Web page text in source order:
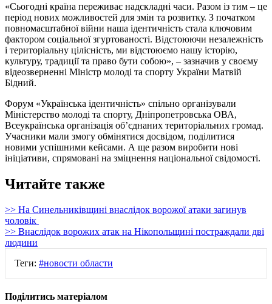
«Сьогодні країна переживає надскладні часи. Разом із тим – це
період нових можливостей для змін та розвитку. З початком
повномасштабної війни наша ідентичність стала ключовим
фактором соціальної згуртованості. Відстоюючи незалежність
і територіальну цілісність, ми відстоюємо нашу історію,
культуру, традиції та право бути собою», – зазначив у своєму
відеозверненні Міністр молоді та спорту України Матвій
Бідний.
Форум «Українська ідентичність» спільно організували
Міністерство молоді та спорту, Дніпропетровська ОВА,
Всеукраїнська організація об’єднаних територіальних громад.
Учасники мали змогу обмінятися досвідом, поділитися
новими успішними кейсами. А ще разом виробити нові
ініціативи, спрямовані на зміцнення національної свідомості.
Читайте также
>> На Синельниківщині внаслідок ворожої атаки загинув
чоловік
>> Внаслідок ворожих атак на Нікопольщині постраждали дві
людини
Теги: #новости области
Поділитись матеріалом